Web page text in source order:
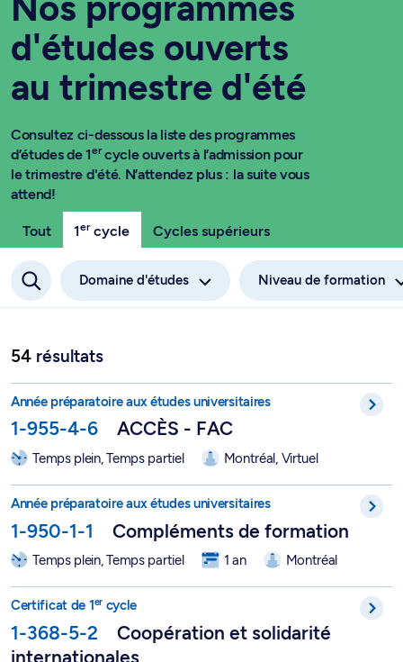
d'études ouverts
au trimestre d'été
Consultez ci-dessous la liste des programmes
d’études de 1ercycle ouverts à l’admission pour
le trimestre d'été. N’attendez plus : la suite vous
attend!
Tout 1ercycle Cycles supérieurs
Domaine d'études Niveau de formation
54 résultats
Année préparatoire aux études universitaires
1-955-4-6 ACCÈS - FAC
Temps plein, Temps partiel Montréal, Virtuel
Année préparatoire aux études universitaires
1-950-1-1 Compléments de formation
Temps plein, Temps partiel 1 an Montréal
Certificat en coopération et solidarité internationales - 1-368-
Certificat de 1 ercycle
1-368-5-2
Coopération et solidarité
internationales